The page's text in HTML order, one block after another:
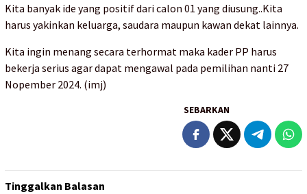
Kita banyak ide yang positif dari calon 01 yang diusung..Kita
harus yakinkan keluarga, saudara maupun kawan dekat lainnya.
Kita ingin menang secara terhormat maka kader PP harus
bekerja serius agar dapat mengawal pada pemilihan nanti 27
Nopember 2024. (imj)
SEBARKAN
Tinggalkan Balasan